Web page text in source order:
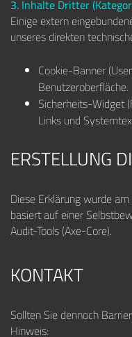
3. Inhalte Dritter
Einige extern
unseres direkten
Cookie-Banner
Benutzeroberfläche.
Sicherheits-Widget
Links und
ERSTELLUNG
Diese Erklärung wurde
basiert auf einer
Audit-Tools (Axe-Core).
KONTAKT
Sollten Sie dennoch
Hinweis: